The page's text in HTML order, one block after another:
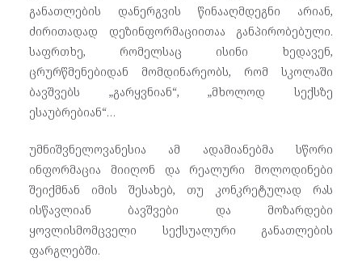
განათლების დანერგვის წინააღმდეგნი არიან,
ძირითადად დეზინფორმაციითაა განპირობებული.
საფრთხე, რომელსაც ისინი ხედავენ,
ცრურწმენებიდან მომდინარეობს, რომ სკოლაში
ბავშვებს „გარყვნიან“, „მხოლოდ სექსზე
ესაუბრებიან“…
უმნიშვნელოვანესია ამ ადამიანებმა სწორი
ინფორმაცია მიიღონ და რეალური მოლოდინები
შეიქმნან იმის შესახებ, თუ კონკრეტულად რას
ისწავლიან ბავშვები და მოზარდები
ყოვლისმომცველი სექსუალური განათლების
ფარგლებში.